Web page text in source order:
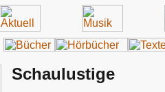
Schaulustige